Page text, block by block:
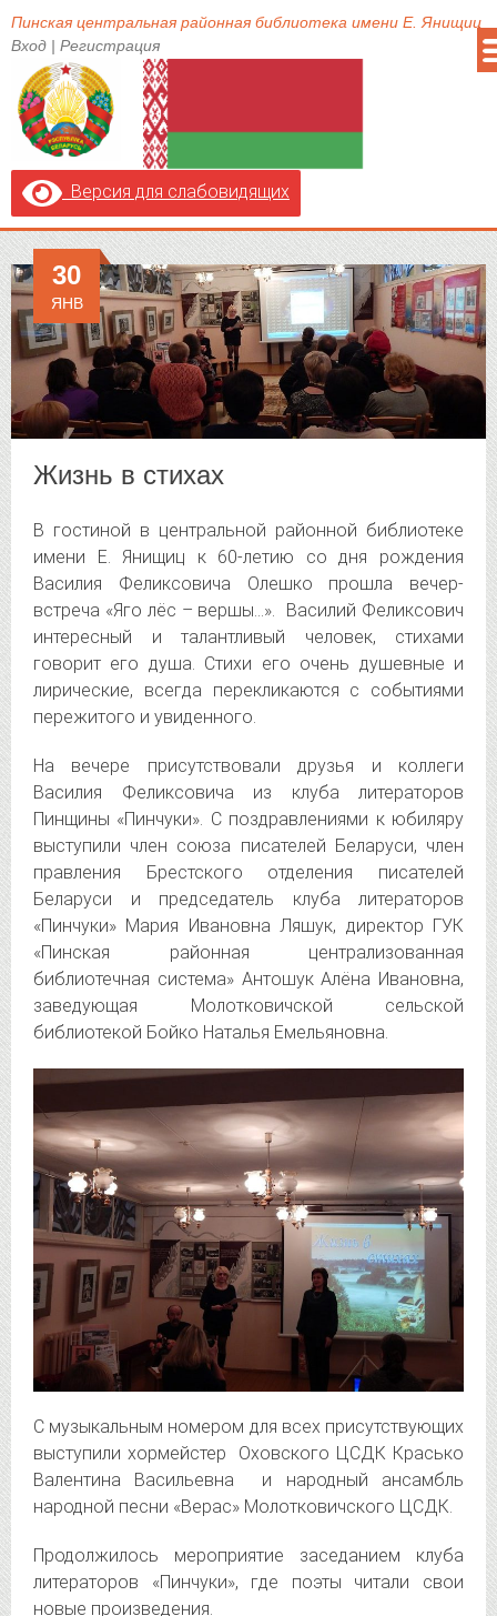
Пинская центральная районная библиотека имени Е. Янищиц
Вход | Регистрация
Версия для слабовидящих
Жизнь в стихах
30
ЯНВ
В гостиной в центральной районной библиотеке
имени Е. Янищиц к 60-летию со дня рождения
Василия Феликсовича Олешко прошла вечер-
встреча «Яго лёс – вершы…». Василий Феликсович
интересный и талантливый человек, стихами
говорит его душа. Стихи его очень душевные и
лирические, всегда перекликаются с событиями
пережитого и увиденного.
На вечере присутствовали друзья и коллеги
Василия Феликсовича из клуба литераторов
Пинщины «Пинчуки». С поздравлениями к юбиляру
выступили член союза писателей Беларуси, член
правления Брестского отделения писателей
Беларуси и председатель клуба литераторов
«Пинчуки» Мария Ивановна Ляшук, директор ГУК
«Пинская районная централизованная
библиотечная система» Антошук Алёна Ивановна,
заведующая Молотковичской сельской
библиотекой Бойко Наталья Емельяновна.
С музыкальным номером для всех присутствующих
выступили хормейстер Оховского ЦСДК Красько
Валентина Васильевна и народный ансамбль
народной песни «Верас» Молотковичского ЦСДК.
Продолжилось мероприятие заседанием клуба
литераторов «Пинчуки», где поэты читали свои
новые произведения.